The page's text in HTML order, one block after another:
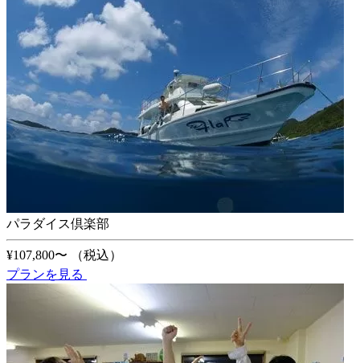
パラダイス倶楽部
¥107,800〜
（税込）
プランを見る